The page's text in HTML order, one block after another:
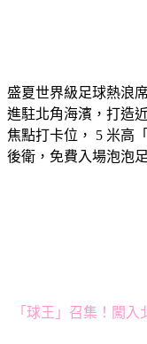
盛夏世界級足球熱浪
進駐北角海濱，打造
焦點打卡位， 5 米高
後衛，免費入場泡泡
「球王」召集！闖